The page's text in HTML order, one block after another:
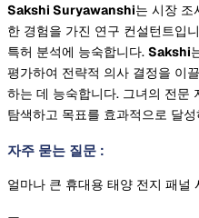
Sakshi Suryawanshi는 시장 조
한 경험을 가진 연구 컨설턴트입
특허 분석에 능숙합니다. Sakshi
평가하여 전략적 의사 결정을 이
하는 데 능숙합니다. 그녀의 전문
탐색하고 목표를 효과적으로 달
자주 묻는 질문 :
얼마나 큰 휴대용 태양 전지 패널